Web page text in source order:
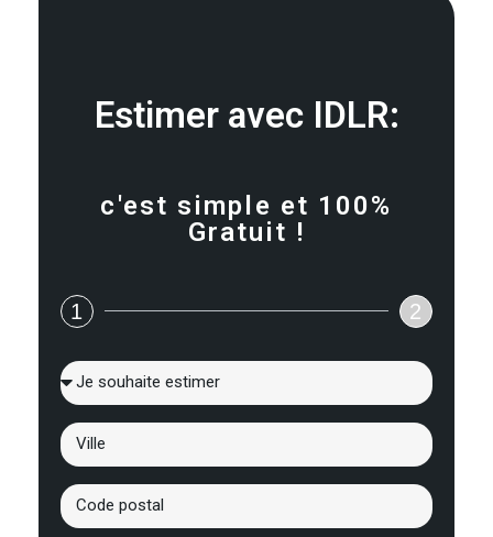
Estimer avec IDLR:
c'est simple et 100%
Gratuit !
1 2